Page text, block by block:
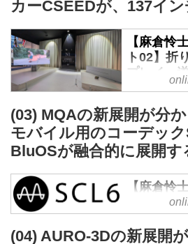
Stereo
世界最大ク
本市「
筆者は、
年間を除き
年と同じく
面白そうな
を鋭意取材
主催者の全
（
回の出展
場者は昨
が終わり、
カーCSEEDが、137イ
【麻倉怜
ト02】折
プレイ、
の大型デ
CSEED
を展示 -
ONLINE
オーストリ
ィスプレイ
セントラ
のが、4K
LEDディス
(03) MQAの新展開が分
モバイル用のコーデッ
BluOSが融合的に展開す
【麻倉怜
ト03】
た！ MQA
ーデック
(04) AURO-3Dの新展開